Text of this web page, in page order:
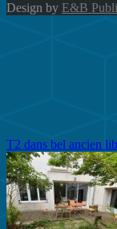
Design by E&B
T2 dans bel ancien